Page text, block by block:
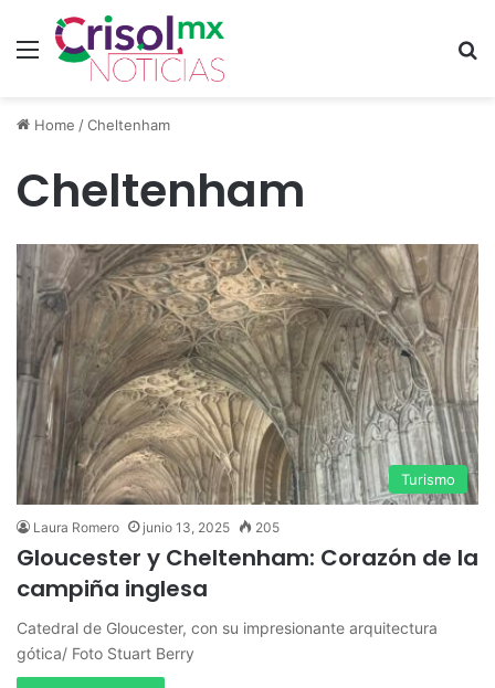
Menu
Home /Cheltenham
Cheltenham
Turismo
Laura Romero junio 13, 2025 205
Gloucester y Cheltenham: Corazón de la
campiña inglesa
Catedral de Gloucester, con su impresionante arquitectura
gótica/ Foto Stuart Berry